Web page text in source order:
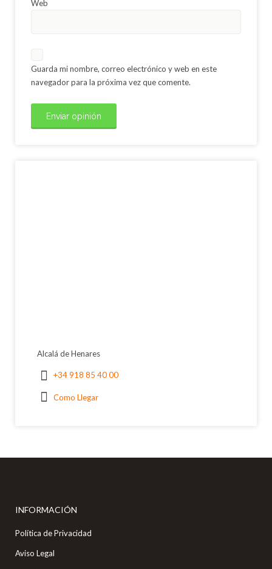
Web
Guarda mi nombre, correo electrónico y web en este
navegador para la próxima vez que comente.
Alcalá de Henares
+34 918 85 40 00
Como Llegar
INFORMACIÓN
Política de Privacidad
Aviso Legal